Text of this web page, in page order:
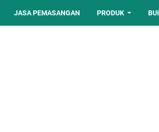
JASA PEMASANGAN PRODUK